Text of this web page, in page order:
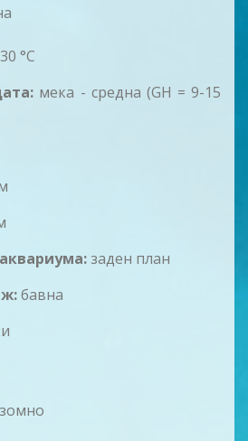
°C
мека - средна (GH = 9-15
заден план
бавна